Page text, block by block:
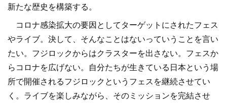
新たな歴史を構築する。
コロナ感染拡大の要因としてターゲットにされたフェス
やライブ。決して、そんなことはないっていうことを言い
たい。フジロックからはクラスターを出さない。フェスか
らコロナを広げない。自分たちが生きている日本という場
所で開催されるフジロックというフェスを継続させてい
く。ライブを楽しみながら、そのミッションを完結させ